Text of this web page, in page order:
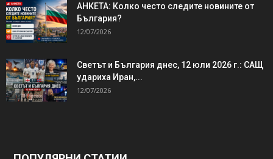
АНКЕТА: Колко често следите новините от
България?
12/07/2026
Светът и България днес, 12 юли 2026 г.: САЩ
удариха Иран,...
12/07/2026